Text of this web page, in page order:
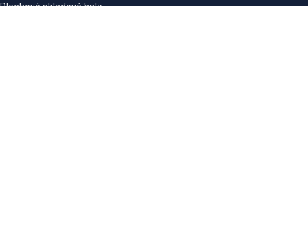
Plechové skladové haly